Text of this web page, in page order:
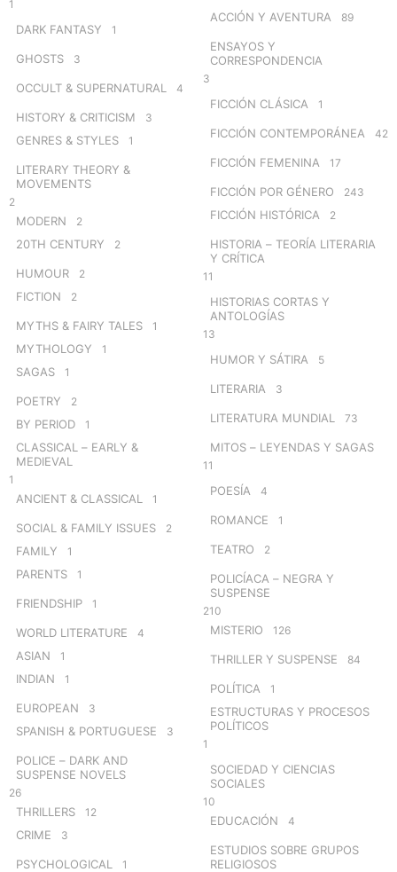
1
DARK FANTASY 1
GHOSTS 3
OCCULT & SUPERNATURAL 4
HISTORY & CRITICISM 3
GENRES & STYLES 1
LITERARY THEORY &
MOVEMENTS
2
MODERN 2
20TH CENTURY 2
HUMOUR 2
FICTION 2
MYTHS & FAIRY TALES 1
MYTHOLOGY 1
SAGAS 1
POETRY 2
BY PERIOD 1
CLASSICAL – EARLY &
MEDIEVAL
1
ANCIENT & CLASSICAL 1
SOCIAL & FAMILY ISSUES 2
FAMILY 1
PARENTS 1
FRIENDSHIP 1
WORLD LITERATURE 4
ASIAN 1
INDIAN 1
EUROPEAN 3
SPANISH & PORTUGUESE 3
POLICE – DARK AND
SUSPENSE NOVELS
26
THRILLERS 12
CRIME 3
PSYCHOLOGICAL 1
ACCIÓN Y AVENTURA 89
ENSAYOS Y
CORRESPONDENCIA
3
FICCIÓN CLÁSICA 1
FICCIÓN CONTEMPORÁNEA 42
FICCIÓN FEMENINA 17
FICCIÓN POR GÉNERO 243
FICCIÓN HISTÓRICA 2
HISTORIA – TEORÍA LITERARIA
Y CRÍTICA
11
HISTORIAS CORTAS Y
ANTOLOGÍAS
13
HUMOR Y SÁTIRA 5
LITERARIA 3
LITERATURA MUNDIAL 73
MITOS – LEYENDAS Y SAGAS
11
POESÍA 4
ROMANCE 1
TEATRO 2
POLICÍACA – NEGRA Y
SUSPENSE
210
MISTERIO 126
THRILLER Y SUSPENSE 84
POLÍTICA 1
ESTRUCTURAS Y PROCESOS
POLÍTICOS
1
SOCIEDAD Y CIENCIAS
SOCIALES
10
EDUCACIÓN 4
ESTUDIOS SOBRE GRUPOS
RELIGIOSOS